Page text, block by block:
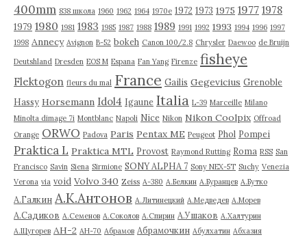
400mm 838 школа 1960 1962 1964 1970е 1972 1973 1975 1977 1978
1979 1980 1981 1983 1985 1987 1988 1989 1991 1992 1993 1994 1996 1997
1998 Annecy Avignon B-52 bokeh Canon 100/2.8 Chrysler Daewoo de Bruijn
Deutshland Dresden EOS M Espana Fan Yang Firenze fisheye
Flektogon fleurs du mal France Gailis Gegevicius Grenoble
Hassy Horsemann Idol4 Igaune Italia L-39 Marceille Milano
Minolta dimage 7i Montblanc Napoli Nice Nikon Nikon Coolpix Offroad
Orange ORWO Padova Paris Pentax ME Peugeot Phol Pompei
Praktica L Praktica MTL Provost Raymond Rutting Roma RSS San
Francisco Savin Siena Sirmione SONY ALPHA 7 Sony NEX-5T Suchy Venezia
Verona via void Volvo 340 Zeiss А-380 А.Белкин А.Буранцев А.Бутко
А.Галкин А.К.Антонов А.Литинецкий А.Медведев А.Морев
А.Садиков А.Семенов А.Соколов А.Спирин А.Ушаков А.Халтурин
А.Щугорев АН-2 АН-70 Абрамов Абрамочкин Абулхатин Абхазия